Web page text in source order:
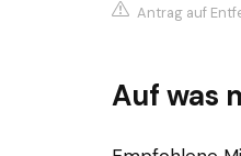
Antrag auf
Auf was